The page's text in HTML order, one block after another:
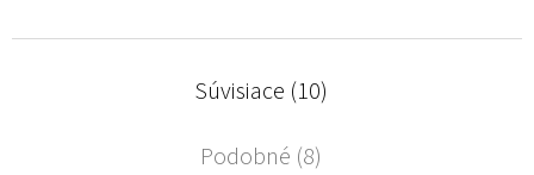
Súvisiace (10)
Podobné (8)